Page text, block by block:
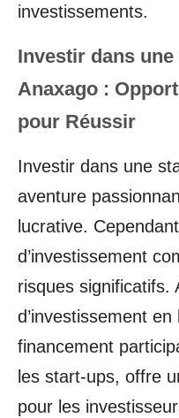
investissements.
Investir dans
Anaxago :
pour Réussir
Investir dans une
aventure
lucrative.
d’investissement
risques significatifs.
d’investissement
financement
les start-ups, offre
pour les